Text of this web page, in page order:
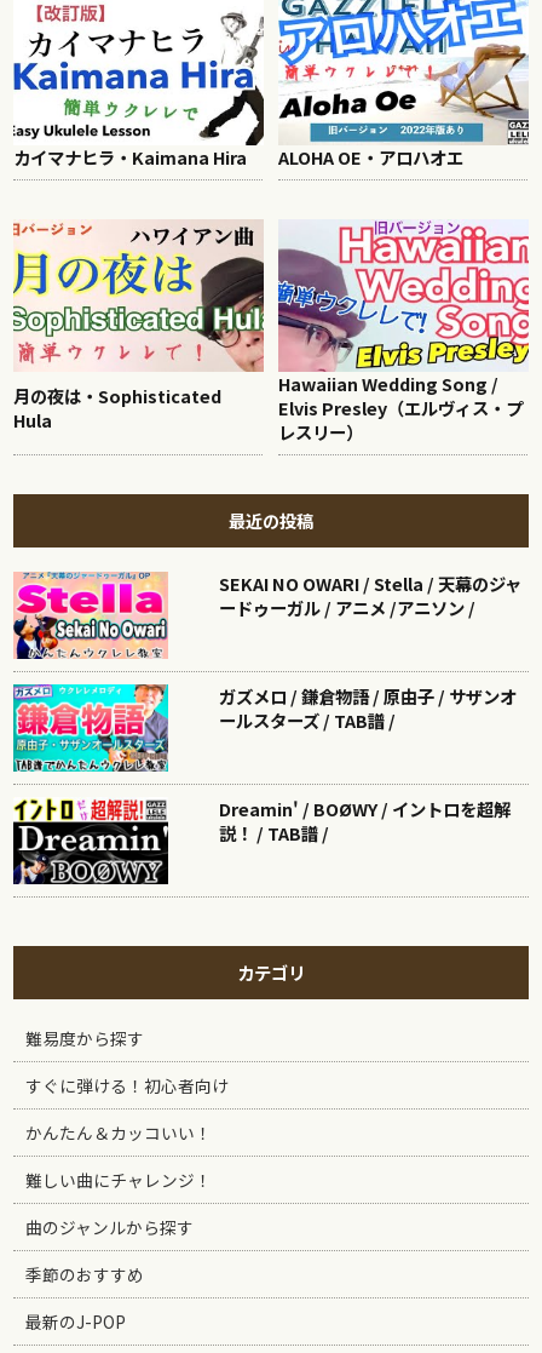
カイマナヒラ・Kaimana Hira ALOHA OE・アロハオエ
月の夜は・Sophisticated
Hula
Hawaiian Wedding Song /
Elvis Presley（エルヴィス・プ
レスリー）
最近の投稿
SEKAI NO OWARI / Stella / 天幕のジャ
ードゥーガル / アニメ /アニソン /
ガズメロ / 鎌倉物語 / 原由子 / サザンオ
ールスターズ / TAB譜 /
Dreamin' / BOØWY / イントロを超解
説！ / TAB譜 /
カテゴリ
難易度から探す
すぐに弾ける！初心者向け
かんたん＆カッコいい！
難しい曲にチャレンジ！
曲のジャンルから探す
季節のおすすめ
最新のJ-POP